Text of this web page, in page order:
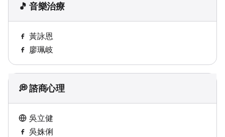
🎵 音樂治療
黃詠恩
廖珮岐
💭 諮商心理
吳立健
吳姝俐